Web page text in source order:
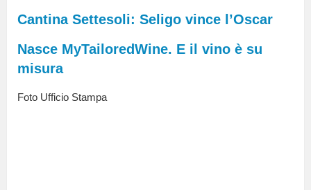
Cantina Settesoli: Seligo vince l’Oscar
Nasce MyTailoredWine. E il vino è su
misura
Foto Ufficio Stampa